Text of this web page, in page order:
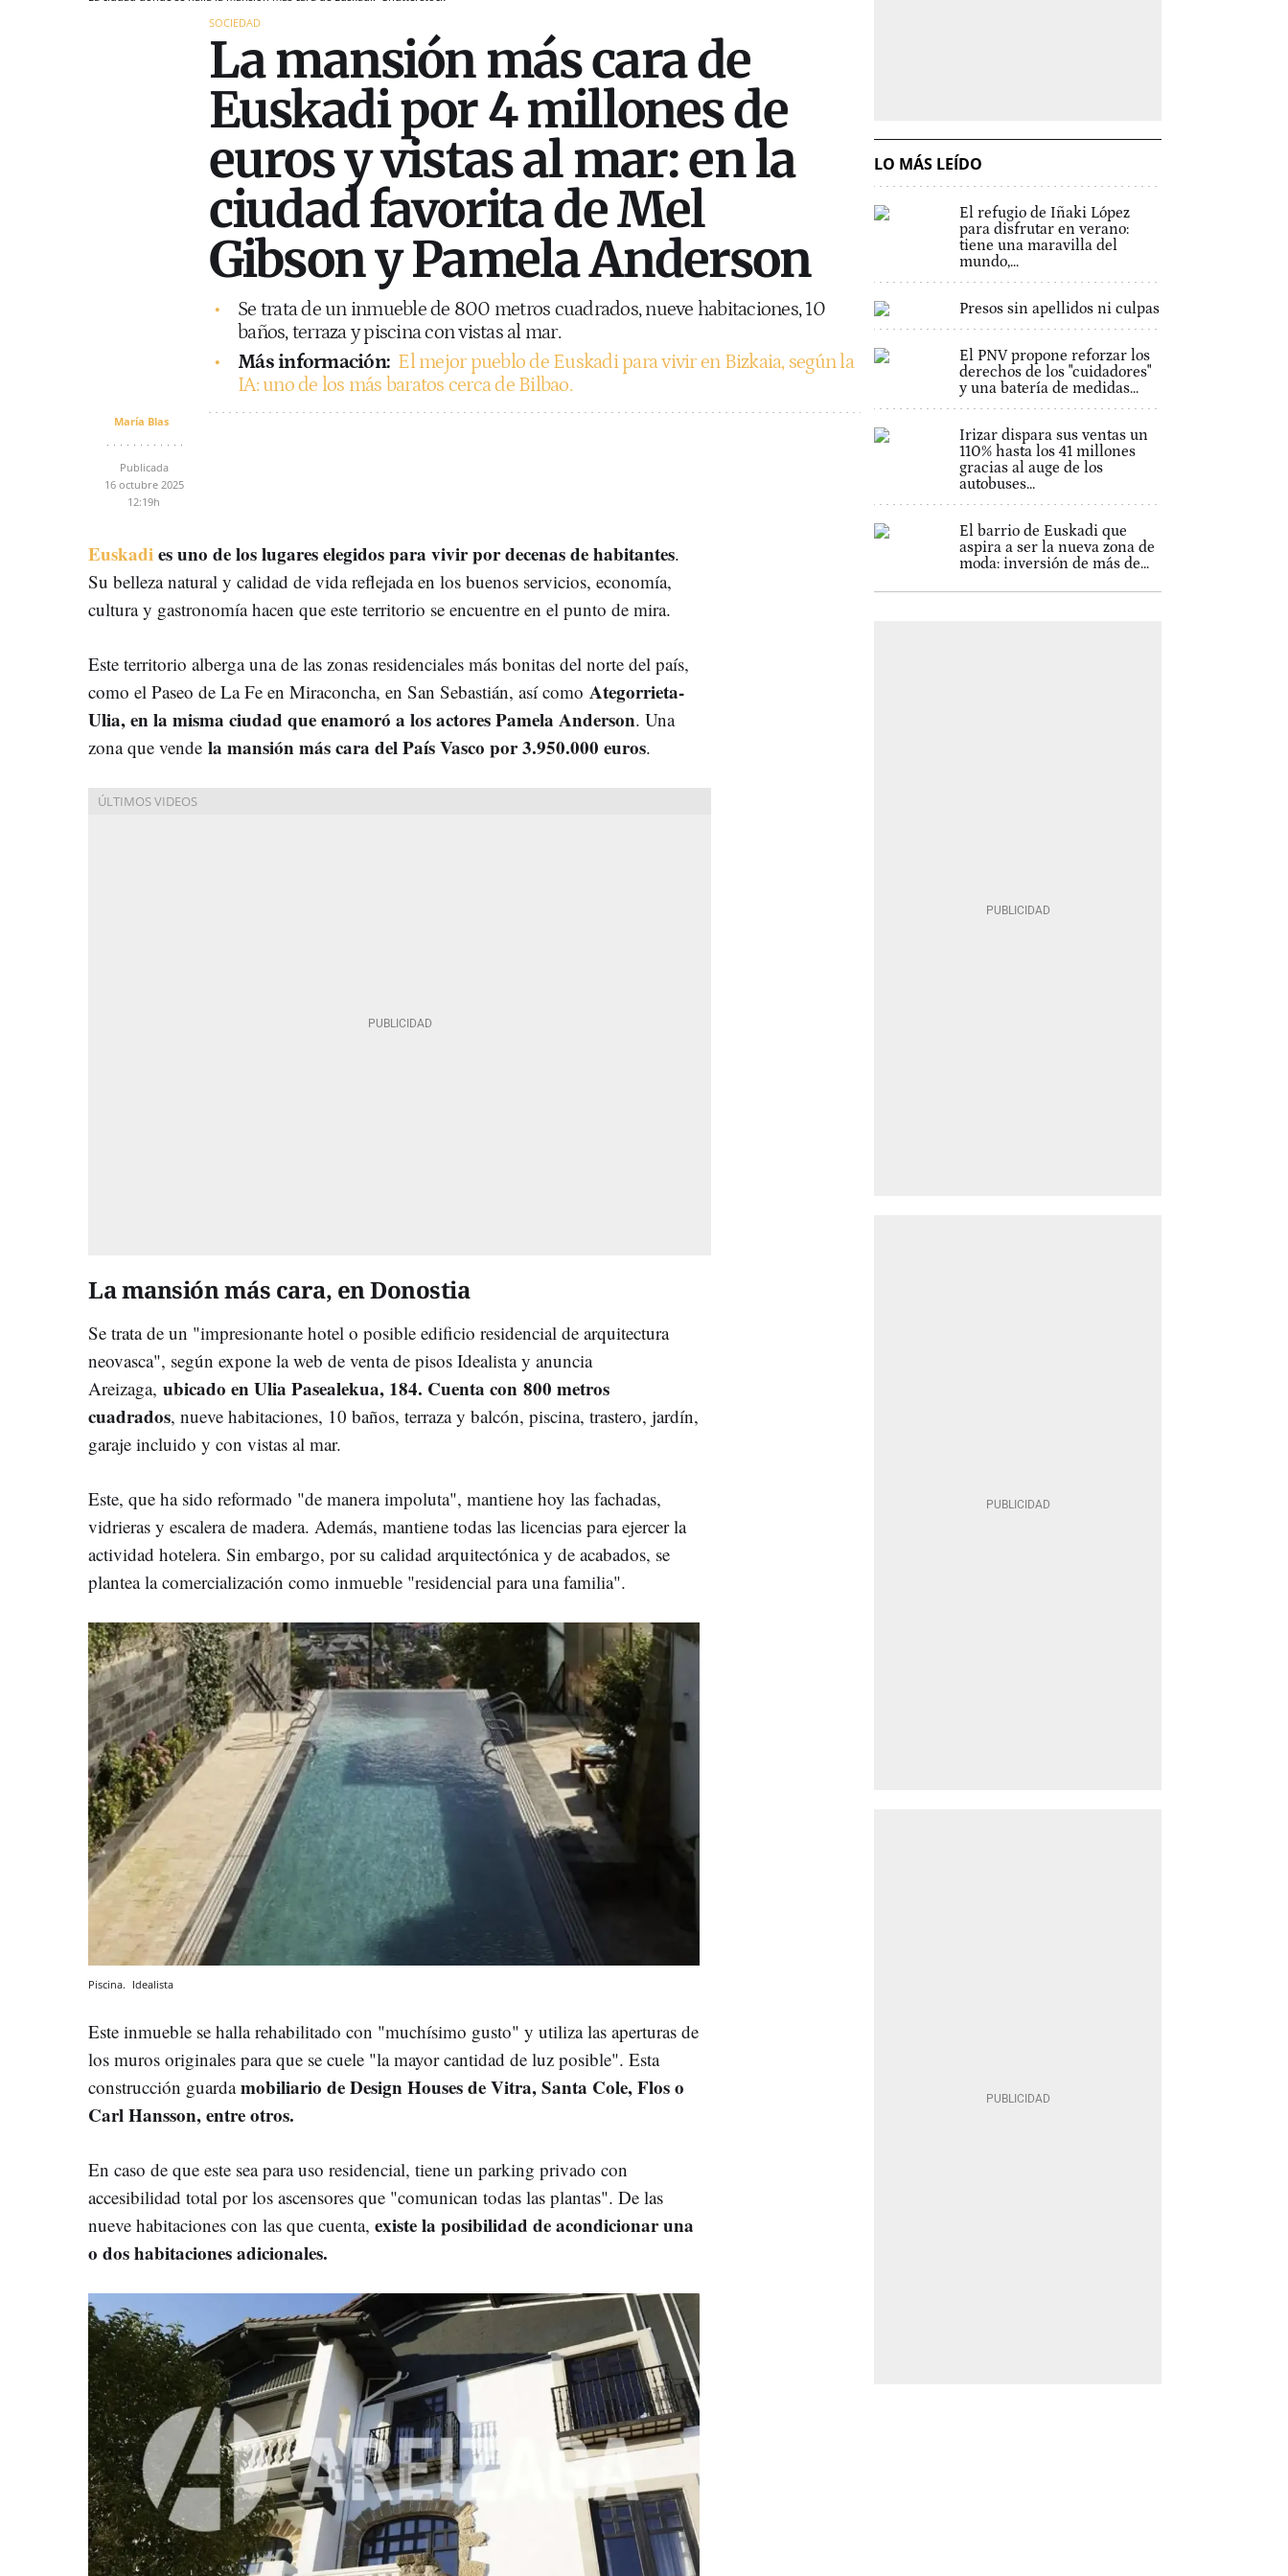
SOCIEDAD
La mansión más cara de
Euskadi por 4 millones de
euros y vistas al mar: en la
ciudad favorita de Mel
Gibson y Pamela Anderson
Se trata de un inmueble de 800 metros cuadrados, nueve habitaciones, 10
baños, terraza y piscina con vistas al mar.
Más información: El mejor pueblo de Euskadi para vivir en Bizkaia, según la
IA: uno de los más baratos cerca de Bilbao.
María Blas
Publicada
16 octubre 2025
12:19h
Euskadies uno de los lugares elegidos para vivir por decenas de habitantes.
Su belleza natural y calidad de vida reflejada en los buenos servicios, economía,
cultura y gastronomía hacen que este territorio se encuentre en el punto de mira.
Este territorio alberga una de las zonas residenciales más bonitas del norte del país,
como el Paseo de La Fe en Miraconcha, en San Sebastián, así como Ategorrieta-
Ulia, en la misma ciudad que enamoró a los actores Pamela Anderson. Una
zona que vende la mansión más cara del País Vasco por 3.950.000 euros.
La mansión más cara, en Donostia
Se trata de un "impresionante hotel o posible edificio residencial de arquitectura
neovasca", según expone la web de venta de pisos Idealista y anuncia
Areizaga, ubicado en Ulia Pasealekua, 184. Cuenta con 800 metros
cuadrados, nueve habitaciones, 10 baños, terraza y balcón, piscina, trastero, jardín,
garaje incluido y con vistas al mar.
Este, que ha sido reformado "de manera impoluta", mantiene hoy las fachadas,
vidrieras y escalera de madera. Además, mantiene todas las licencias para ejercer la
actividad hotelera. Sin embargo, por su calidad arquitectónica y de acabados, se
plantea la comercialización como inmueble "residencial para una familia".
Piscina. Idealista
Este inmueble se halla rehabilitado con "muchísimo gusto" y utiliza las aperturas de
los muros originales para que se cuele "la mayor cantidad de luz posible". Esta
construcción guardamobiliario de Design Houses de Vitra, Santa Cole, Flos o
Carl Hansson, entre otros.
En caso de que este sea para uso residencial, tiene un parking privado con
accesibilidad total por los ascensores que "comunican todas las plantas". De las
nueve habitaciones con las que cuenta, existe la posibilidad de acondicionar una
o dos habitaciones adicionales.
LO MÁS LEÍDO
El refugio de Iñaki López
para disfrutar en verano:
tiene una maravilla del
mundo,...
Presos sin apellidos ni culpas
El PNV propone reforzar los
derechos de los "cuidadores"
y una batería de medidas...
Irizar dispara sus ventas un
110% hasta los 41 millones
gracias al auge de los
autobuses...
El barrio de Euskadi que
aspira a ser la nueva zona de
moda: inversión de más de...